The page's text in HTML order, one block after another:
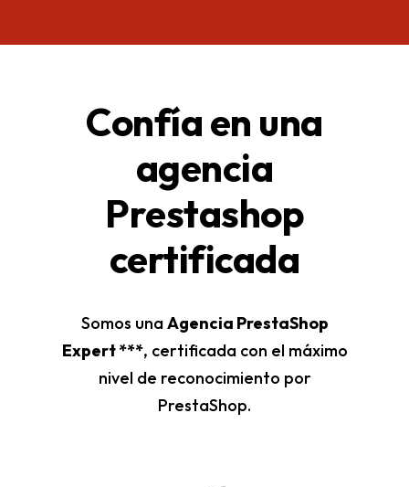
Confía en una
agencia
Prestashop
certificada
Somos unaAgencia PrestaShop
Expert ***, certificada con el máximo
nivel de reconocimiento por
PrestaShop.